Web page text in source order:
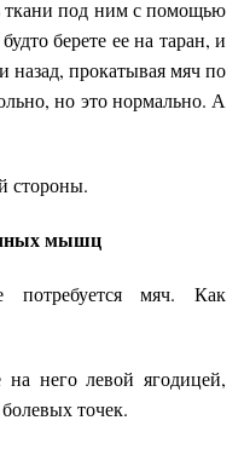
ткани под ним с помощью
берете ее на таран, и
назад, прокатывая мяч по
но это нормально. А
стороны.
мышц
потребуется мяч. Как
него левой ягодицей,
точек.